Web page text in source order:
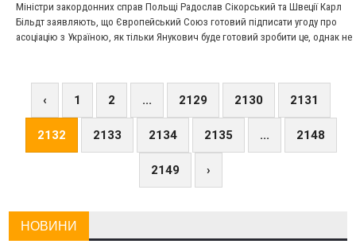
Міністри закордонних справ Польщі Радослав Сікорський та Швеції Карл
Більдт заявляють, що Європейський Союз готовий підписати угоду про
асоціацію з Україною, як тільки Янукович буде готовий зробити це, однак не
‹ 1 2 ... 2129 2130 2131
2132 2133 2134 2135 ... 2148
2149 ›
НОВИНИ